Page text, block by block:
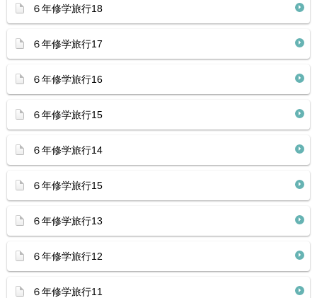
６年修学旅行18
６年修学旅行17
６年修学旅行16
６年修学旅行15
６年修学旅行14
６年修学旅行15
６年修学旅行13
６年修学旅行12
６年修学旅行11